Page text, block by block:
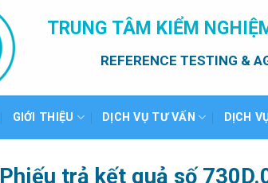
TRUNG TÂM KIỂM
REFERENCE TESTING &
GIỚI THIỆU DỊCH VỤ TƯ VẤN DỊCH
Phiếu trả kết quả số